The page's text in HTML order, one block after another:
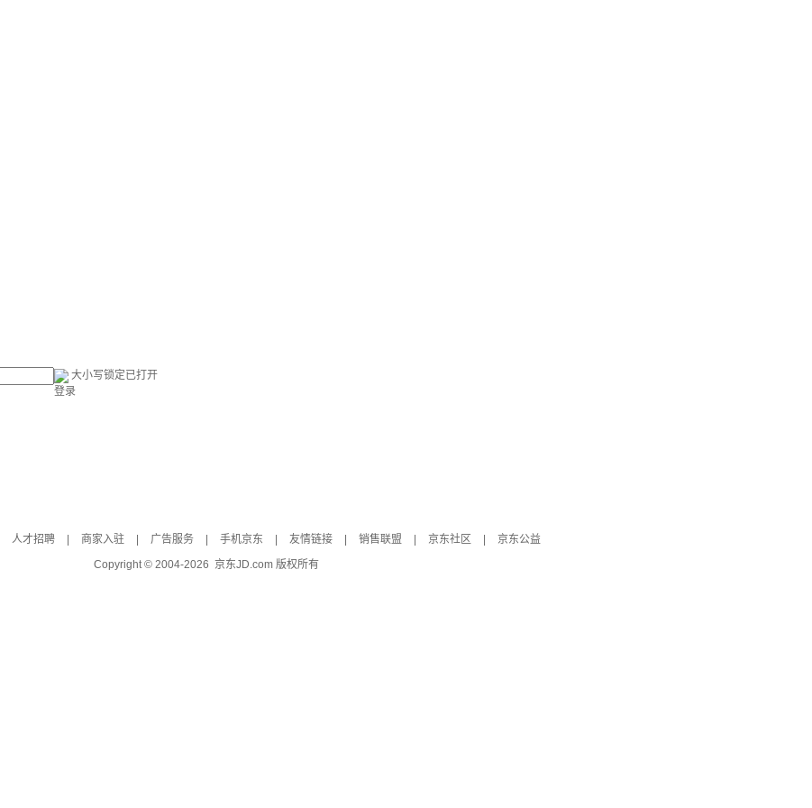
大小写锁定已打开
登录
人才招聘 商家入驻 广告服务 手机京东 友情链接 销售联盟 京东社区
京东公益
Copyright © 2004-2026 京东JD.com 版权所有